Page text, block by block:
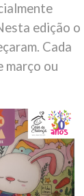
edição o
Cada
março ou